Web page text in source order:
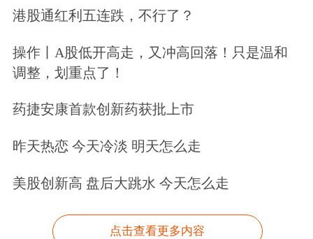
港股通红利五连跌，不行了？
操作丨A股低开高走，又冲高回落！只是温和
调整，划重点了！
药捷安康首款创新药获批上市
昨天热恋 今天冷淡 明天怎么走
美股创新高 盘后大跳水 今天怎么走
点击查看更多内容